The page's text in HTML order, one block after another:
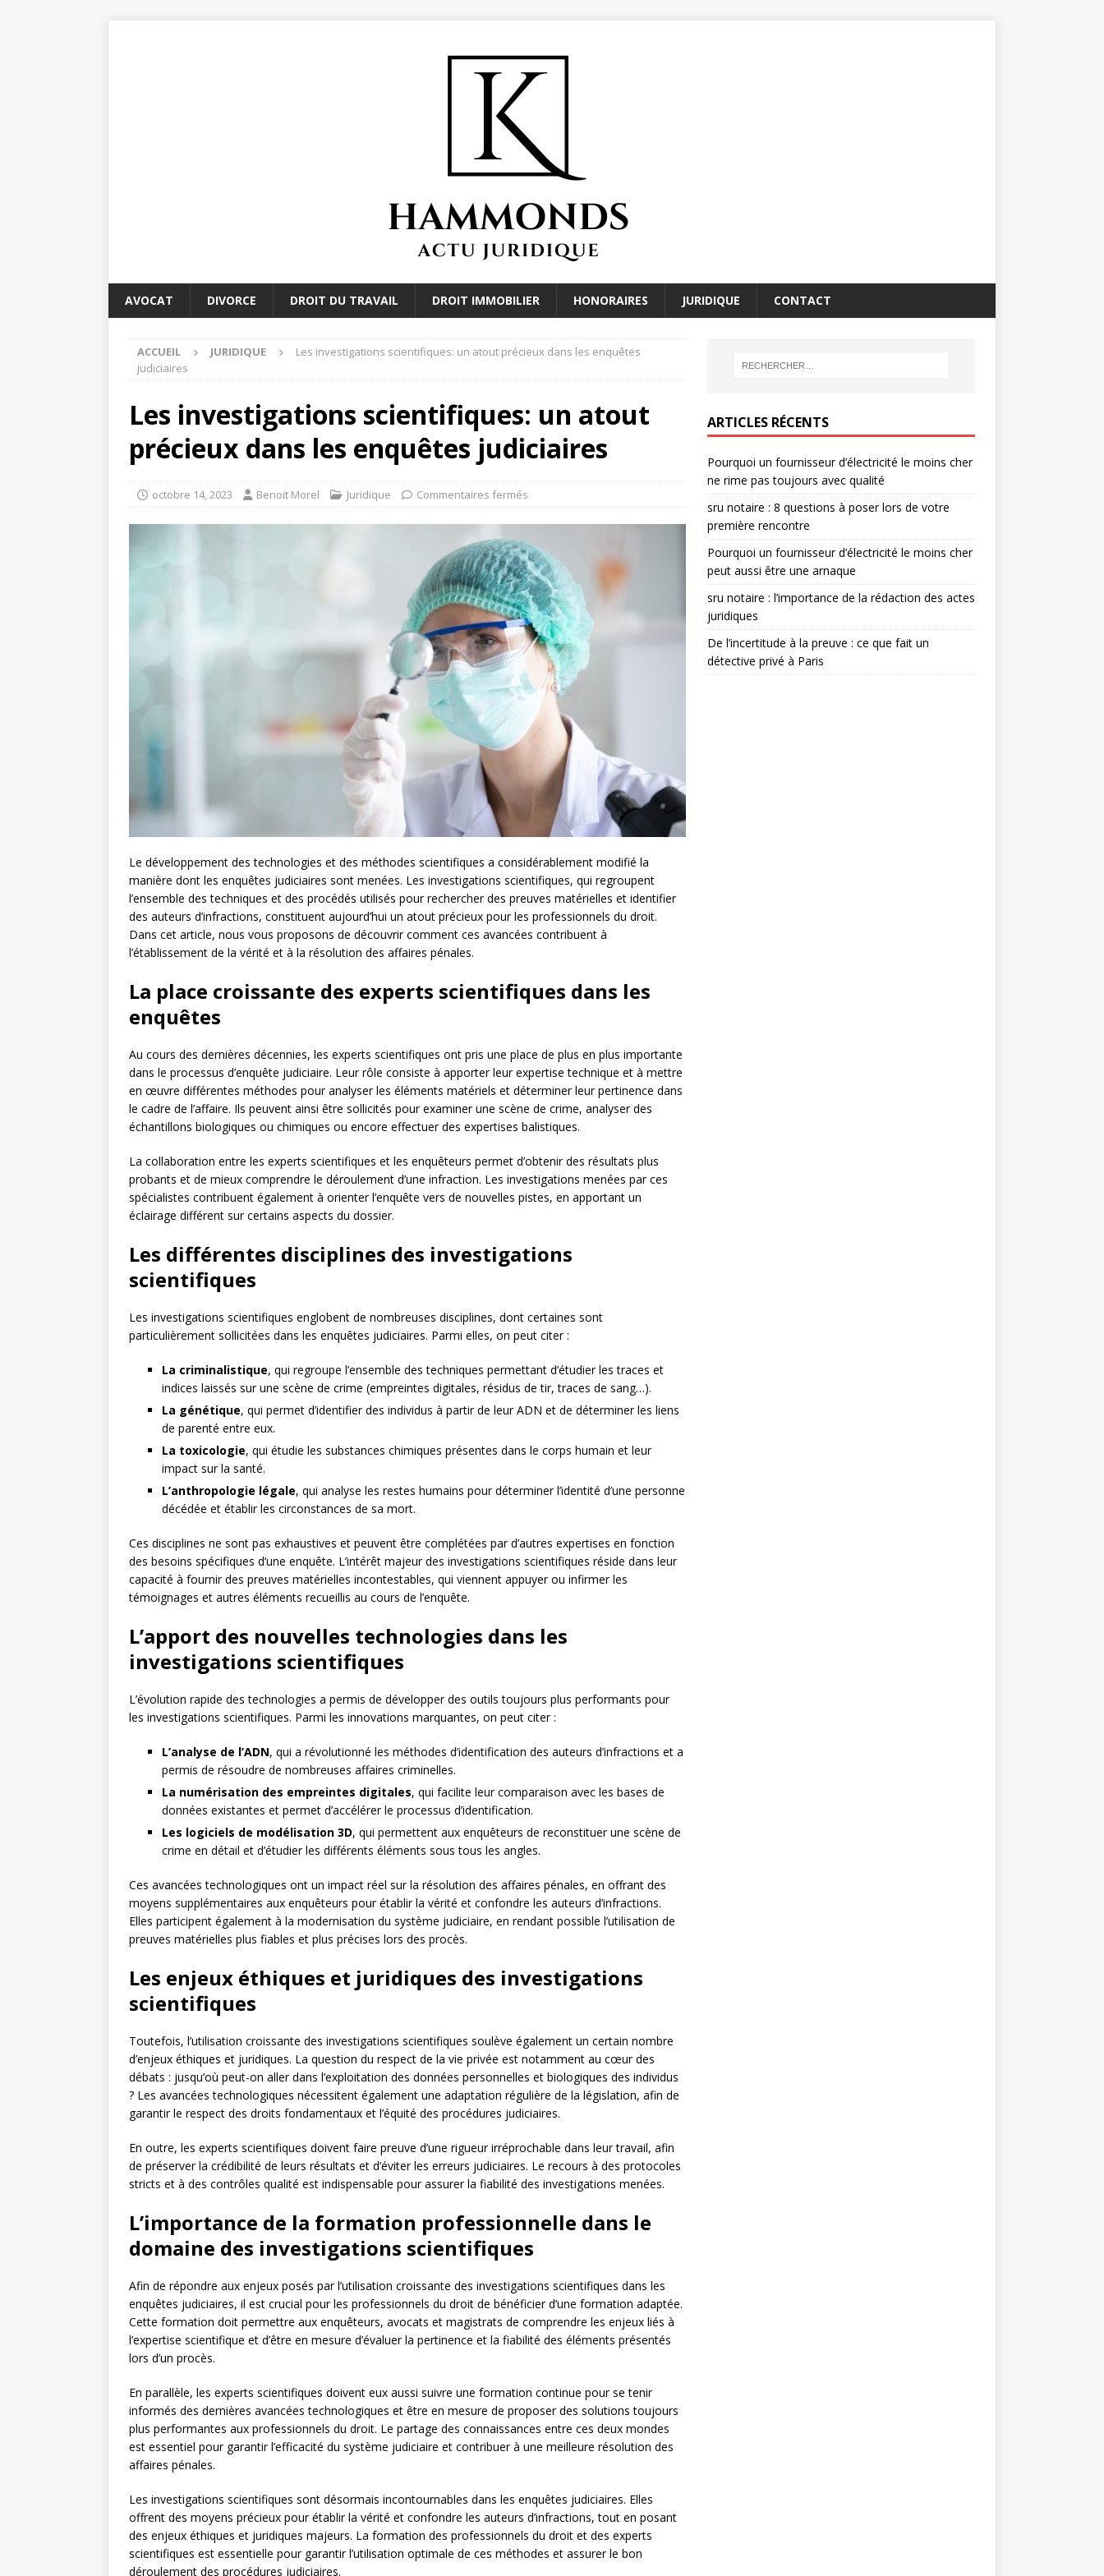
AVOCAT DIVORCE DROIT DU TRAVAIL DROIT IMMOBILIER HONORAIRES JURIDIQUE CONTACT
ACCUEIL JURIDIQUE
Les investigations scientifiques: un atout précieux dans les enquêtes
judiciaires
Les investigations scientifiques: un atout
précieux dans les enquêtes judiciaires
octobre 14, 2023 Benoit Morel Juridique Commentaires fermés
Le développement des technologies et des méthodes scientifiques a considérablement modifié la
manière dont les enquêtes judiciaires sont menées. Les investigations scientifiques, qui regroupent
l’ensemble des techniques et des procédés utilisés pour rechercher des preuves matérielles et identifier
des auteurs d’infractions, constituent aujourd’hui un atout précieux pour les professionnels du droit.
Dans cet article, nous vous proposons de découvrir comment ces avancées contribuent à
l’établissement de la vérité et à la résolution des affaires pénales.
La place croissante des experts scientifiques dans les
enquêtes
Au cours des dernières décennies, les experts scientifiques ont pris une place de plus en plus importante
dans le processus d’enquête judiciaire. Leur rôle consiste à apporter leur expertise technique et à mettre
en œuvre différentes méthodes pour analyser les éléments matériels et déterminer leur pertinence dans
le cadre de l’affaire. Ils peuvent ainsi être sollicités pour examiner une scène de crime, analyser des
échantillons biologiques ou chimiques ou encore effectuer des expertises balistiques.
La collaboration entre les experts scientifiques et les enquêteurs permet d’obtenir des résultats plus
probants et de mieux comprendre le déroulement d’une infraction. Les investigations menées par ces
spécialistes contribuent également à orienter l’enquête vers de nouvelles pistes, en apportant un
éclairage différent sur certains aspects du dossier.
Les différentes disciplines des investigations
scientifiques
Les investigations scientifiques englobent de nombreuses disciplines, dont certaines sont
particulièrement sollicitées dans les enquêtes judiciaires. Parmi elles, on peut citer :
La criminalistique, qui regroupe l’ensemble des techniques permettant d’étudier les traces et
indices laissés sur une scène de crime (empreintes digitales, résidus de tir, traces de sang…).
La génétique, qui permet d’identifier des individus à partir de leur ADN et de déterminer les liens
de parenté entre eux.
La toxicologie, qui étudie les substances chimiques présentes dans le corps humain et leur
impact sur la santé.
L’anthropologie légale, qui analyse les restes humains pour déterminer l’identité d’une personne
décédée et établir les circonstances de sa mort.
Ces disciplines ne sont pas exhaustives et peuvent être complétées par d’autres expertises en fonction
des besoins spécifiques d’une enquête. L’intérêt majeur des investigations scientifiques réside dans leur
capacité à fournir des preuves matérielles incontestables, qui viennent appuyer ou infirmer les
témoignages et autres éléments recueillis au cours de l’enquête.
L’apport des nouvelles technologies dans les
investigations scientifiques
L’évolution rapide des technologies a permis de développer des outils toujours plus performants pour
les investigations scientifiques. Parmi les innovations marquantes, on peut citer :
L’analyse de l’ADN, qui a révolutionné les méthodes d’identification des auteurs d’infractions et a
permis de résoudre de nombreuses affaires criminelles.
La numérisation des empreintes digitales, qui facilite leur comparaison avec les bases de
données existantes et permet d’accélérer le processus d’identification.
Les logiciels de modélisation 3D, qui permettent aux enquêteurs de reconstituer une scène de
crime en détail et d’étudier les différents éléments sous tous les angles.
Ces avancées technologiques ont un impact réel sur la résolution des affaires pénales, en offrant des
moyens supplémentaires aux enquêteurs pour établir la vérité et confondre les auteurs d’infractions.
Elles participent également à la modernisation du système judiciaire, en rendant possible l’utilisation de
preuves matérielles plus fiables et plus précises lors des procès.
Les enjeux éthiques et juridiques des investigations
scientifiques
Toutefois, l’utilisation croissante des investigations scientifiques soulève également un certain nombre
d’enjeux éthiques et juridiques. La question du respect de la vie privée est notamment au cœur des
débats : jusqu’où peut-on aller dans l’exploitation des données personnelles et biologiques des individus
? Les avancées technologiques nécessitent également une adaptation régulière de la législation, afin de
garantir le respect des droits fondamentaux et l’équité des procédures judiciaires.
En outre, les experts scientifiques doivent faire preuve d’une rigueur irréprochable dans leur travail, afin
de préserver la crédibilité de leurs résultats et d’éviter les erreurs judiciaires. Le recours à des protocoles
stricts et à des contrôles qualité est indispensable pour assurer la fiabilité des investigations menées.
L’importance de la formation professionnelle dans le
domaine des investigations scientifiques
Afin de répondre aux enjeux posés par l’utilisation croissante des investigations scientifiques dans les
enquêtes judiciaires, il est crucial pour les professionnels du droit de bénéficier d’une formation adaptée.
Cette formation doit permettre aux enquêteurs, avocats et magistrats de comprendre les enjeux liés à
l’expertise scientifique et d’être en mesure d’évaluer la pertinence et la fiabilité des éléments présentés
lors d’un procès.
En parallèle, les experts scientifiques doivent eux aussi suivre une formation continue pour se tenir
informés des dernières avancées technologiques et être en mesure de proposer des solutions toujours
plus performantes aux professionnels du droit. Le partage des connaissances entre ces deux mondes
est essentiel pour garantir l’efficacité du système judiciaire et contribuer à une meilleure résolution des
affaires pénales.
Les investigations scientifiques sont désormais incontournables dans les enquêtes judiciaires. Elles
offrent des moyens précieux pour établir la vérité et confondre les auteurs d’infractions, tout en posant
des enjeux éthiques et juridiques majeurs. La formation des professionnels du droit et des experts
scientifiques est essentielle pour garantir l’utilisation optimale de ces méthodes et assurer le bon
déroulement des procédures judiciaires.
ARTICLES RÉCENTS
Pourquoi un fournisseur d’électricité le moins cher
ne rime pas toujours avec qualité
sru notaire : 8 questions à poser lors de votre
première rencontre
Pourquoi un fournisseur d’électricité le moins cher
peut aussi être une arnaque
sru notaire : l’importance de la rédaction des actes
juridiques
De l’incertitude à la preuve : ce que fait un
détective privé à Paris